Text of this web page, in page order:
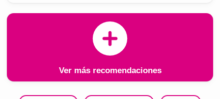
Ver más recomendaciones